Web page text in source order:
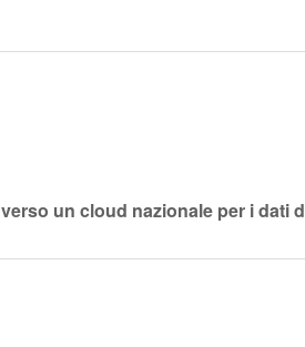
verso un cloud nazionale per i dati